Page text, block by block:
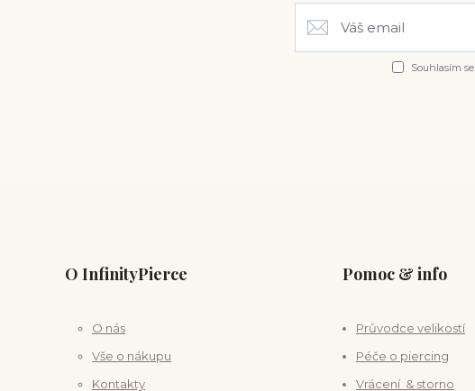
Souhlasím se
O InfinityPierce
O nás
Vše o nákupu
Kontakty
Pomoc & info
Průvodce velikostí
Péče o piercing
Vrácení & storno